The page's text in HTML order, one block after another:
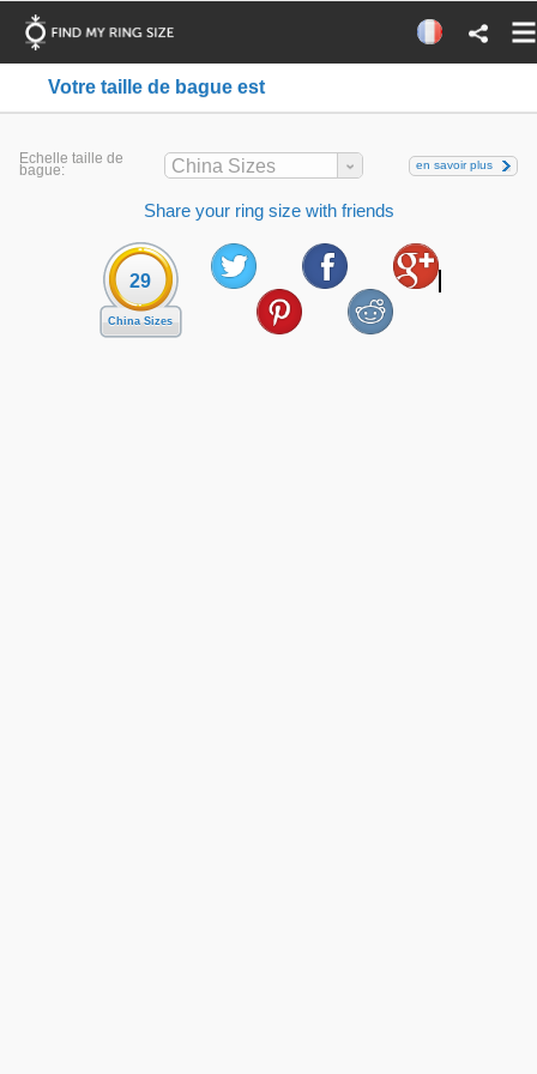
Votre taille de bague est
Echelle taille de
bague: China Sizes en savoir plus
Share your ring size with friends
29
China Sizes